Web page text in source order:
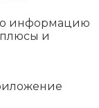
информацию
плюсы и